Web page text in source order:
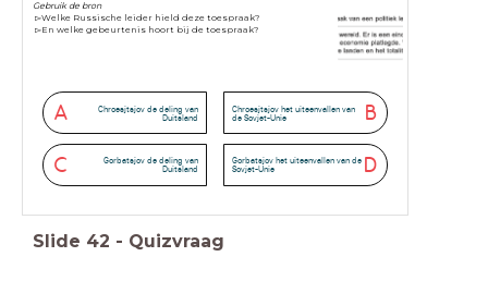
Gebruik de bron
▻Welke Russische leider hield deze toespraak?
▻En welke gebeurtenis hoort bij de toespraak?
A
Chroesjtsjov de deling van
Duitsland
B
Chroesjtsjov het uiteenvallen van
de Sovjet-Unie
C
Gorbatsjov de deling van
Duitsland
D
Gorbatsjov het uiteenvallen van de
Sovjet-Unie
Slide 42 - Quizvraag